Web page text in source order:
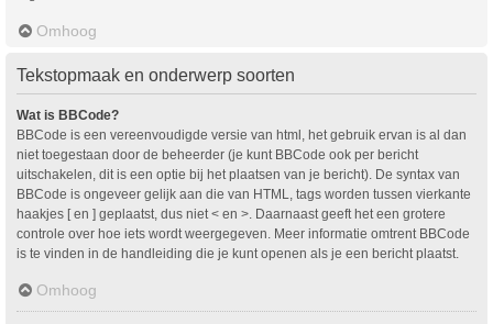
Omhoog
Tekstopmaak en onderwerp soorten
Wat is BBCode?
BBCode is een vereenvoudigde versie van html, het gebruik ervan is al dan
niet toegestaan door de beheerder (je kunt BBCode ook per bericht
uitschakelen, dit is een optie bij het plaatsen van je bericht). De syntax van
BBCode is ongeveer gelijk aan die van HTML, tags worden tussen vierkante
haakjes [ en ] geplaatst, dus niet < en >. Daarnaast geeft het een grotere
controle over hoe iets wordt weergegeven. Meer informatie omtrent BBCode
is te vinden in de handleiding die je kunt openen als je een bericht plaatst.
Omhoog